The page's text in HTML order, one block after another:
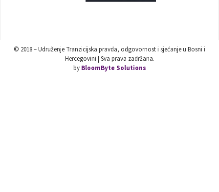
© 2018 – Udruženje Tranzicijska pravda, odgovornost i sjećanje u Bosni i
Hercegovini | Sva prava zadržana.
by BloomByte Solutions